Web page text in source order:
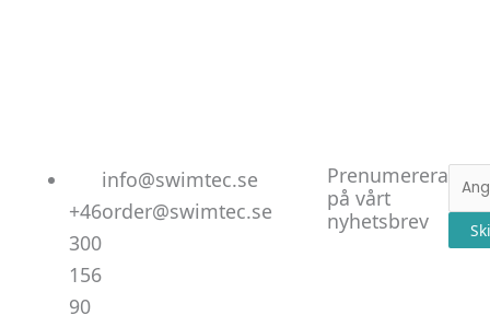
+46
300
156
90
info@swimtec.se
order@swimtec.se
Prenumerera
på vårt
nyhetsbrev
E-
post